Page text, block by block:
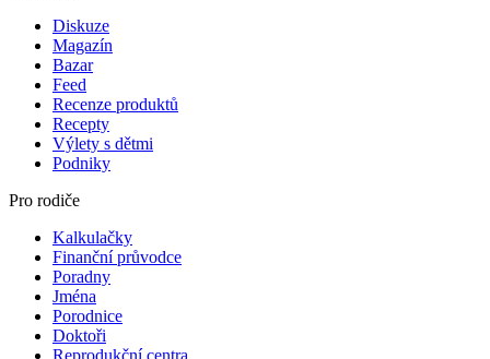
Diskuze
Magazín
Bazar
Feed
Recenze produktů
Recepty
Výlety s dětmi
Podniky
Pro rodiče
Kalkulačky
Finanční průvodce
Poradny
Jména
Porodnice
Doktoři